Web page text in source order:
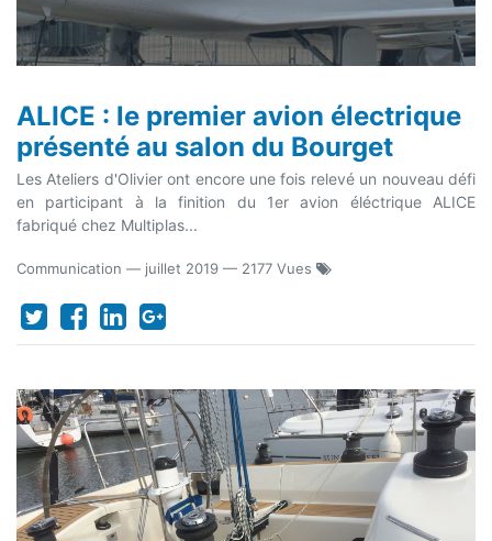
ALICE : le premier avion électrique
présenté au salon du Bourget
Les Ateliers d'Olivier ont encore une fois relevé un nouveau défi
en participant à la finition du 1er avion éléctrique ALICE
fabriqué chez Multiplas...
Communication — juillet 2019 — 2177 Vues